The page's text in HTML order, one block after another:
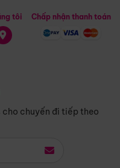
chuyến đi tiếp theo
tôi Chấp nhận thanh toán